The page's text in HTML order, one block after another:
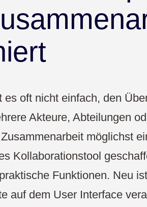
& Design
es oft nicht einfach, den
Akteure, Abteilungen
möglichst
Kollaborationstool
Funktionen. Neu
auf dem User Interface